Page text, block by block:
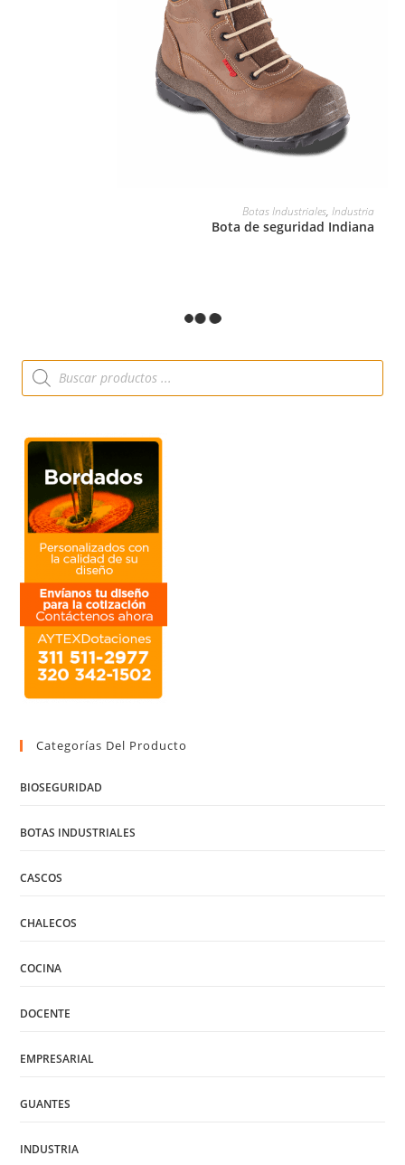
Botas Industriales,Industria
Bota de seguridad Indiana
Categorías Del Producto
BIOSEGURIDAD
BOTAS INDUSTRIALES
CASCOS
CHALECOS
COCINA
DOCENTE
EMPRESARIAL
GUANTES
INDUSTRIA